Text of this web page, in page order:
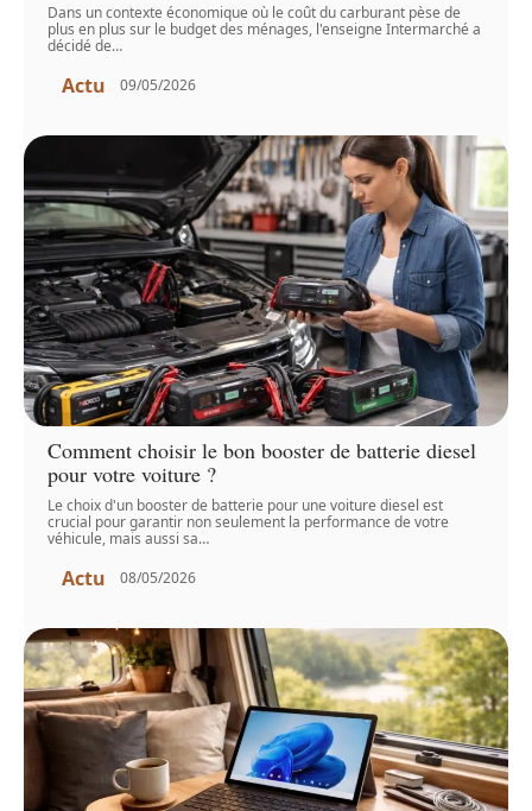
Dans un contexte économique où le coût du carburant pèse de
plus en plus sur le budget des ménages, l'enseigne Intermarché a
décidé de…
Actu 09/05/2026
Comment choisir le bon booster de batterie diesel
pour votre voiture ?
Le choix d'un booster de batterie pour une voiture diesel est
crucial pour garantir non seulement la performance de votre
véhicule, mais aussi sa…
Actu 08/05/2026